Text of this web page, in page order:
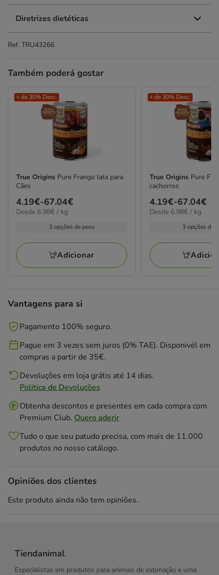
Diretrizes dietéticas
Ref. TRU43266
Também poderá gostar
+ de 30% Desc.
True Origins Pure Frango lata para
Cães
Preço
de
67.04€
4.19€-67.04€
6.98€
Desde 6.98€ / kg
3 opções de peso
Adicionar
+ de 30% Desc.
True Origins Pure
cachorros
Preço
de
67.04€
4.19€-67.04€
6.98€
Desde 6.98€ / kg
3 opções de
Vantagens para si
Pagamento 100% seguro.
Pague em 3 vezes sem juros (0% TAE). Disponivél em
compras a partir de 35€.
Devoluções em loja grátis até 14 dias.
Politica de Devoluções
Obtenha descontos e presentes em cada compra com
Premium Club. Quero aderir
Tudo o que seu patudo precisa, com mais de 11.000
produtos no nosso catálogo.
Opiniões dos clientes
Este produto ainda não tem opiniões.
Tiendanimal
Especialistas em produtos para animais de estimação e uma